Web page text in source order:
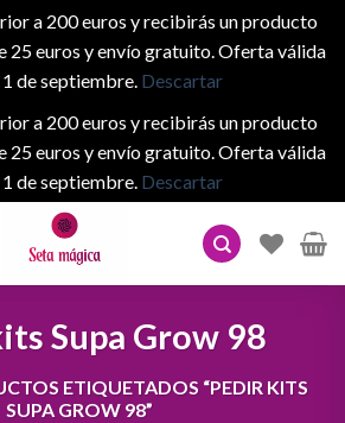
a 200 euros y recibirás un producto
25 euros y envío gratuito. Oferta válida
de septiembre. Descartar
a 200 euros y recibirás un producto
25 euros y envío gratuito. Oferta válida
de septiembre. Descartar
Supa Grow 98
ETIQUETADOS “PEDIR KITS
SUPA GROW 98”